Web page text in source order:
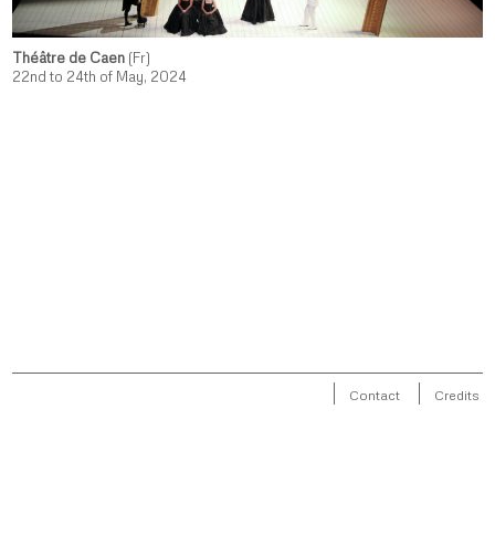
Théâtre de Caen (Fr)
22nd to 24th of May, 2024
Contact Credits